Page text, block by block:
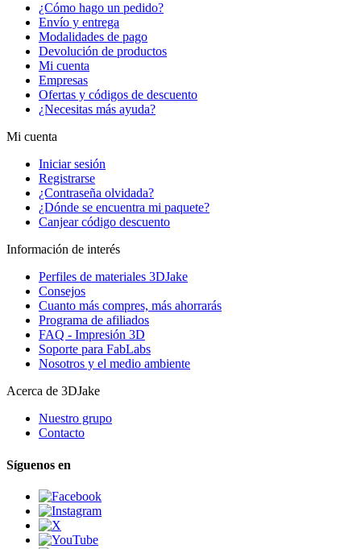
¿Cómo hago un pedido?
Envío y entrega
Modalidades de pago
Devolución de productos
Mi cuenta
Empresas
Ofertas y códigos de descuento
¿Necesitas más ayuda?
Mi cuenta
Iniciar sesión
Registrarse
¿Contraseña olvidada?
¿Dónde se encuentra mi paquete?
Canjear código descuento
Información de interés
Perfiles de materiales 3DJake
Consejos
Cuanto más compres, más ahorrarás
Programa de afiliados
FAQ - Impresión 3D
Soporte para FabLabs
Nosotros y el medio ambiente
Acerca de 3DJake
Nuestro grupo
Contacto
Síguenos en